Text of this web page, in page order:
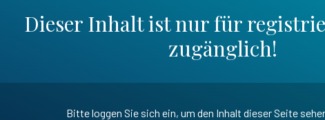
Dieser Inhalt ist nur für
zugänglich!
Bitte loggen Sie sich ein, um den Inhalt dieser Seite